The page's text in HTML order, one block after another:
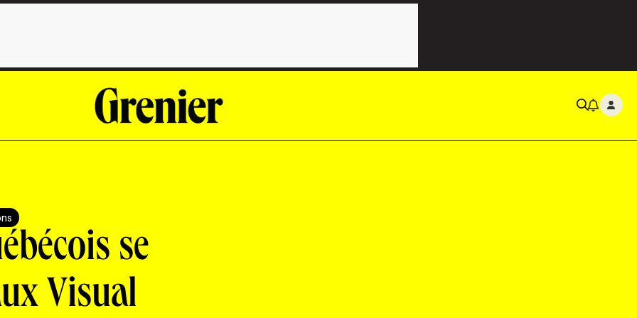
se
Visual